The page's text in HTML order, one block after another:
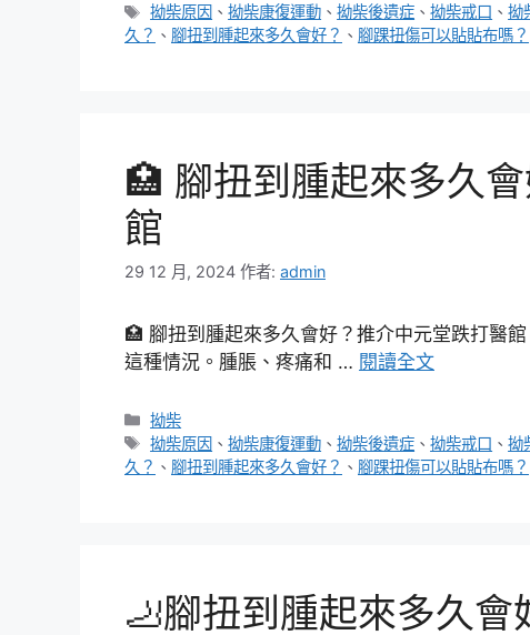
類
標
籤
拗柴原因 、拗柴康復運動 、拗柴後遺症 、拗柴戒口 、拗
久？ 、 腳扭到腫起來多久會好？ 、 腳踝扭傷可以貼貼布嗎？
🏥 腳扭到腫起來多久
館
29 12 月, 2024 作者: admin
🏥 腳扭到腫起來多久會好？推介中元堂跌打醫
這種情況。腫脹、疼痛和 … 閱讀全文
分
類
拗柴
標
籤
拗柴原因 、拗柴康復運動 、拗柴後遺症 、拗柴戒口 、拗
久？ 、 腳扭到腫起來多久會好？ 、 腳踝扭傷可以貼貼布嗎？
🦶腳扭到腫起來多久